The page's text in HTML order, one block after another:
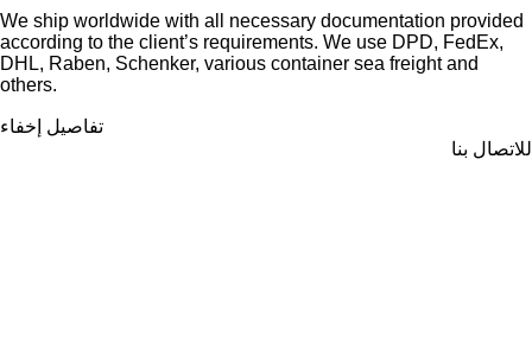
We ship worldwide with all necessary documentation provided
according to the client’s requirements. We use DPD, FedEx,
DHL, Raben, Schenker, various container sea freight and
others.
تفاصيل إخفاء
للاتصال بنا